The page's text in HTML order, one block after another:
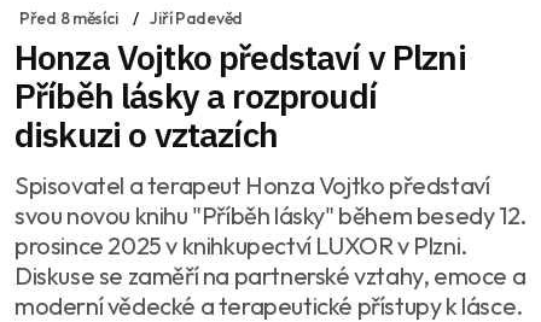
Před 8 měsíci Jiří Padevěd
Honza Vojtko představí v Plzni
Příběh lásky a rozproudí
diskuzi o vztazích
Spisovatel a terapeut Honza Vojtko představí
svou novou knihu "Příběh lásky" během besedy 12.
prosince 2025 v knihkupectví LUXOR v Plzni.
Diskuse se zaměří na partnerské vztahy, emoce a
moderní vědecké a terapeutické přístupy k lásce.